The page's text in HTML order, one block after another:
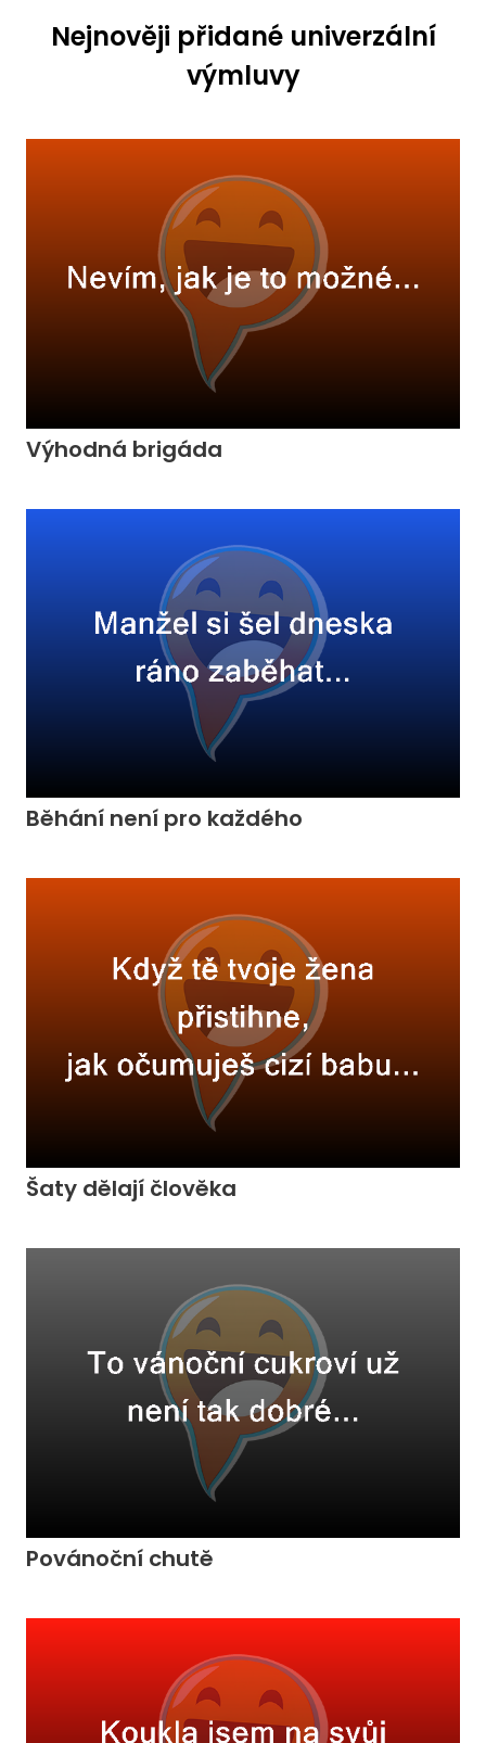
Nejnověji přidané univerzální
výmluvy
Výhodná brigáda
Běhání není pro každého
Šaty dělají člověka
Povánoční chutě